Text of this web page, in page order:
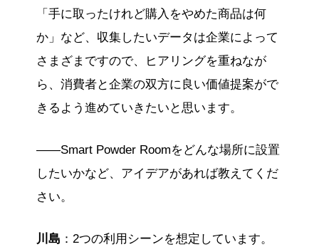
「手に取ったけれど購入をやめた商品は何
か」など、収集したいデータは企業によって
さまざまですので、ヒアリングを重ねなが
ら、消費者と企業の双方に良い価値提案がで
きるよう進めていきたいと思います。
——Smart Powder Roomをどんな場所に設置
したいかなど、アイデアがあれば教えてくだ
さい。
川島 ：2つの利用シーンを想定しています。